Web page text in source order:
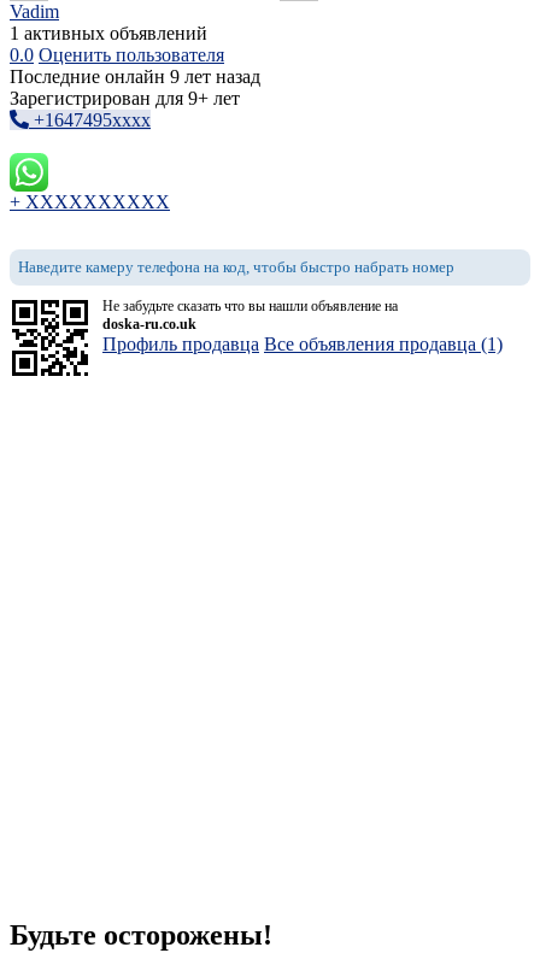
Vadim
1 активных объявлений
0.0 Оценить пользователя
Последние онлайн 9 лет назад
Зарегистрирован для 9+ лет
+1647495xxxx
+ XXXXXXXXXX
Наведите камеру телефона на код, чтобы быстро набрать номер
Не забудьте сказать что вы нашли объявление на
doska-ru.co.uk
Профиль продавца Все объявления продавца (1)
Будьте осторожены!